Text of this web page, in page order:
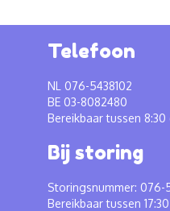
Telefoon
NL 076-5438102
BE 03-8082480
Bereikbaar tussen 8:30
Bij storing
Storingsnummer: 076-
Bereikbaar tussen